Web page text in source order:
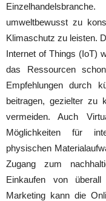
umweltbewusst zu
Klimaschutz zu leisten.
Internet of Things (IoT)
das Ressourcen
Empfehlungen durch
beitragen, gezielter zu
vermeiden. Auch
Möglichkeiten für
physischen
Zugang zum
Einkaufen von
Marketing kann die